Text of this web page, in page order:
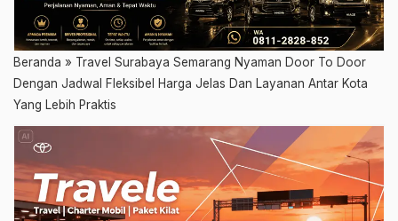
Beranda » Travel Surabaya Semarang Nyaman Door To Door
Dengan Jadwal Fleksibel Harga Jelas Dan Layanan Antar Kota
Yang Lebih Praktis